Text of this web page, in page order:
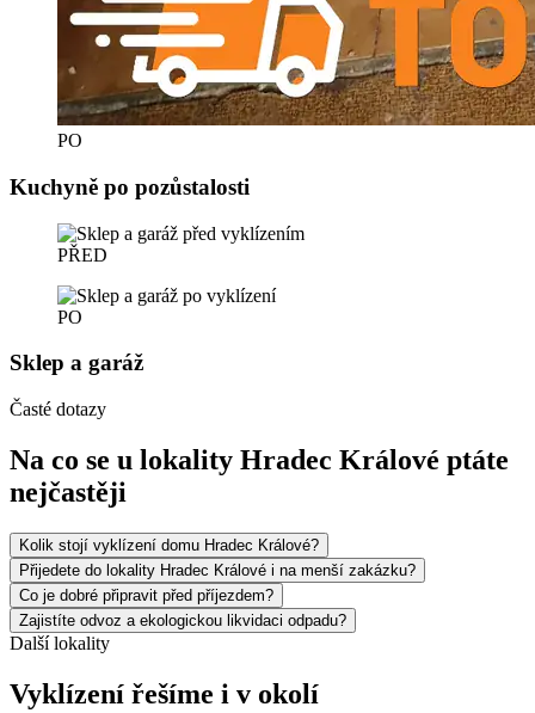
PO
Kuchyně po pozůstalosti
PŘED
PO
Sklep a garáž
Časté dotazy
Na co se u lokality Hradec Králové ptáte
nejčastěji
Kolik stojí vyklízení domu Hradec Králové?
Přijedete do lokality Hradec Králové i na menší zakázku?
Co je dobré připravit před příjezdem?
Zajistíte odvoz a ekologickou likvidaci odpadu?
Další lokality
Vyklízení řešíme i v okolí